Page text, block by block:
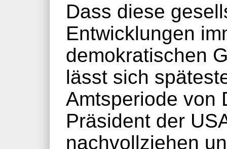
Dass diese
Entwicklungen
demokratischen
lässt sich
Amtsperiode von
Präsident der
nachvollziehen